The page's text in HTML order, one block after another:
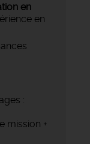
en
en
:
mission +